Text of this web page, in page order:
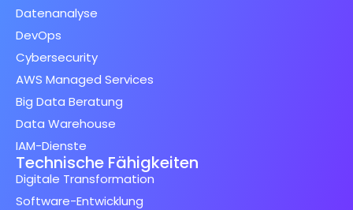
Datenanalyse
DevOps
Cybersecurity
AWS Managed Services
Big Data Beratung
Data Warehouse
IAM-Dienste
Technische Fähigkeiten
Digitale Transformation
Software-Entwicklung